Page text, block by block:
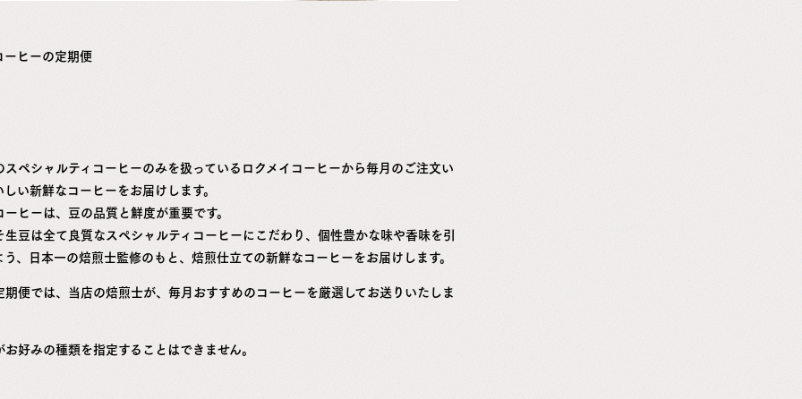
ーヒーの定期便
スペシャルティコーヒーのみを扱っているロクメイコーヒーから毎月のご注文い
い新鮮なコーヒーをお届けします。
ヒーは、豆の品質と鮮度が重要です。
生豆は全て良質なスペシャルティコーヒーにこだわり、個性豊かな味や香味を引
う、日本一の焙煎士監修のもと、焙煎仕立ての新鮮なコーヒーをお届けします。
期便では、当店の焙煎士が、毎月おすすめのコーヒーを厳選してお送りいたしま
好みの種類を指定することはできません。